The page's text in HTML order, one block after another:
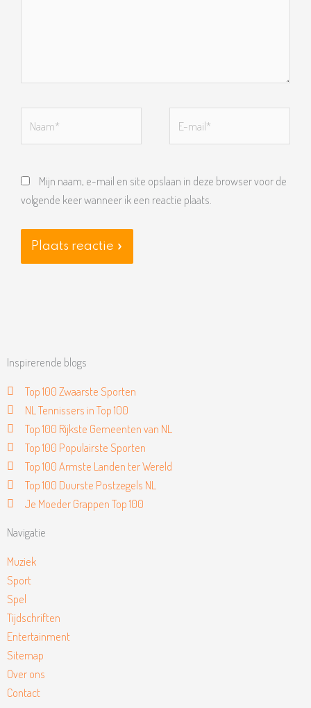
mail*
Mijn naam, e-mail en site opslaan in deze browser voor de
volgende keer wanneer ik een reactie plaats.
Inspirerende blogs
Top 100 Zwaarste Sporten
NL Tennissers in Top 100
Top 100 Rijkste Gemeenten van NL
Top 100 Populairste Sporten
Top 100 Armste Landen ter Wereld
Top 100 Duurste Postzegels NL
Je Moeder Grappen Top 100
Navigatie
Muziek
Sport
Spel
Tijdschriften
Entertainment
Sitemap
Over ons
Contact